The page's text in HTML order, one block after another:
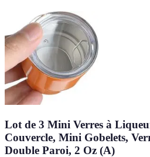
Lot de 3 Mini Verres à
Couvercle, Mini Gobelets,
Double Paroi, 2 Oz (A)